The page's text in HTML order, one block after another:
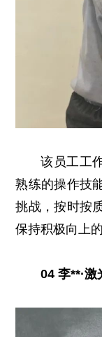
该员工工
熟练的操作技
挑战，按时按
保持积极向上
04 李**·激